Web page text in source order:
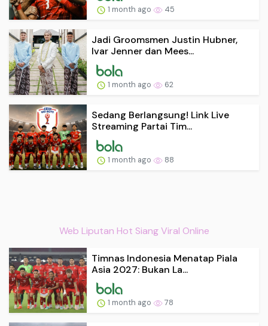
1 month ago 45
Jadi Groomsmen Justin Hubner,
Ivar Jenner dan Mees...
1 month ago 62
Sedang Berlangsung! Link Live
Streaming Partai Tim...
1 month ago 88
Web Liputan Hot Siang Viral Online
Timnas Indonesia Menatap Piala
Asia 2027: Bukan La...
1 month ago 78